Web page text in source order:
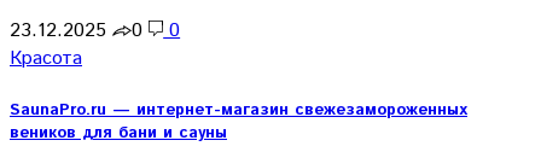
23.12.2025
0
0
Красота
SaunaPro.ru — интернет-магазин свежезамороженных
веников для бани и сауны